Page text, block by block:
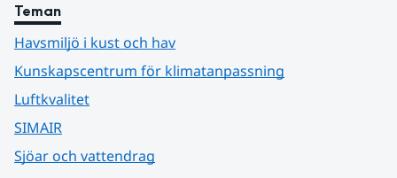
Teman
Havsmiljö i kust och hav
Kunskapscentrum för klimatanpassning
Luftkvalitet
SIMAIR
Sjöar och vattendrag